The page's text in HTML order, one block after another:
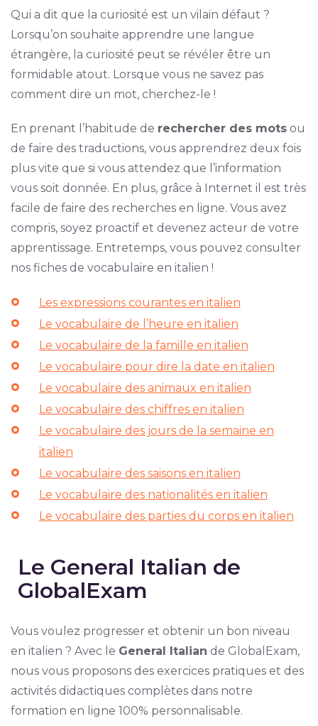
Qui a dit que la curiosité est un vilain défaut ?
Lorsqu’on souhaite apprendre une langue
étrangère, la curiosité peut se révéler être un
formidable atout. Lorsque vous ne savez pas
comment dire un mot, cherchez-le !
En prenant l’habitude de rechercher des motsou
de faire des traductions, vous apprendrez deux fois
plus vite que si vous attendez que l’information
vous soit donnée. En plus, grâce à Internet il est très
facile de faire des recherches en ligne. Vous avez
compris, soyez proactif et devenez acteur de votre
apprentissage. Entretemps, vous pouvez consulter
nos fiches de vocabulaire en italien !
Les expressions courantes en italien
Le vocabulaire de l’heure en italien
Le vocabulaire de la famille en italien
Le vocabulaire pour dire la date en italien
Le vocabulaire des animaux en italien
Le vocabulaire des chiffres en italien
Le vocabulaire des jours de la semaine en
italien
Le vocabulaire des saisons en italien
Le vocabulaire des nationalités en italien
Le vocabulaire des parties du corps en italien
Le General Italian de
GlobalExam
Vous voulez progresser et obtenir un bon niveau
en italien ? Avec le General Italian de GlobalExam,
nous vous proposons des exercices pratiques et des
activités didactiques complètes dans notre
formation en ligne 100% personnalisable.